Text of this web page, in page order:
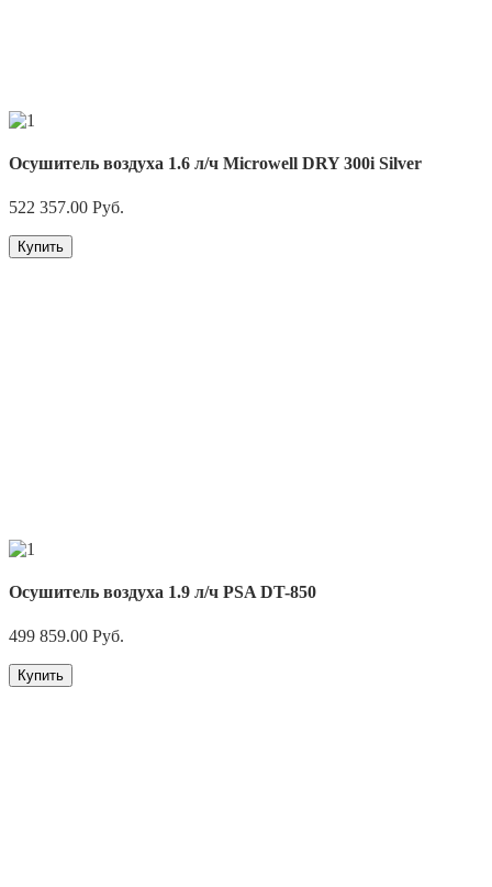
Осушитель воздуха 1.6 л/ч Microwell DRY 300i Silver
522 357.00 Руб.
Купить
Осушитель воздуха 1.9 л/ч PSA DT-850
499 859.00 Руб.
Купить